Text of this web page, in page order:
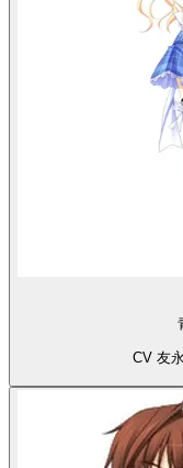
CV 友